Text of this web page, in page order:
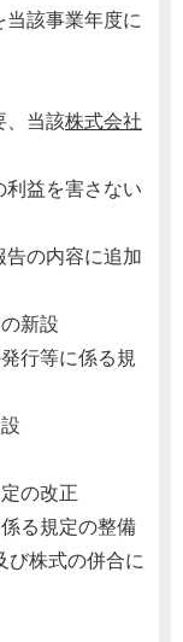
当該事業年度に
、当該株式会社
利益を害さない
の内容に追加
新設
行等に係る規
の改正
る規定の整備
び株式の併合に